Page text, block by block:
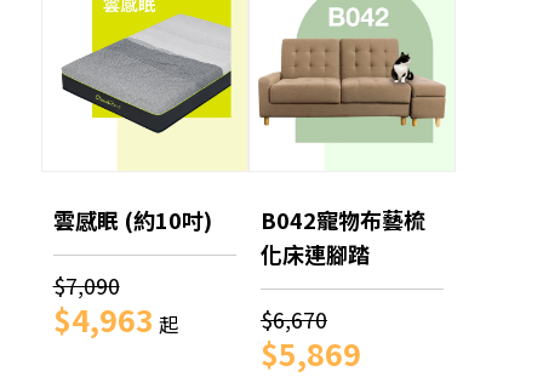
雲感眠 (約10吋)
$7,090
$4,963 起
B042寵物布藝梳
化床連腳踏
$6,670
$5,869